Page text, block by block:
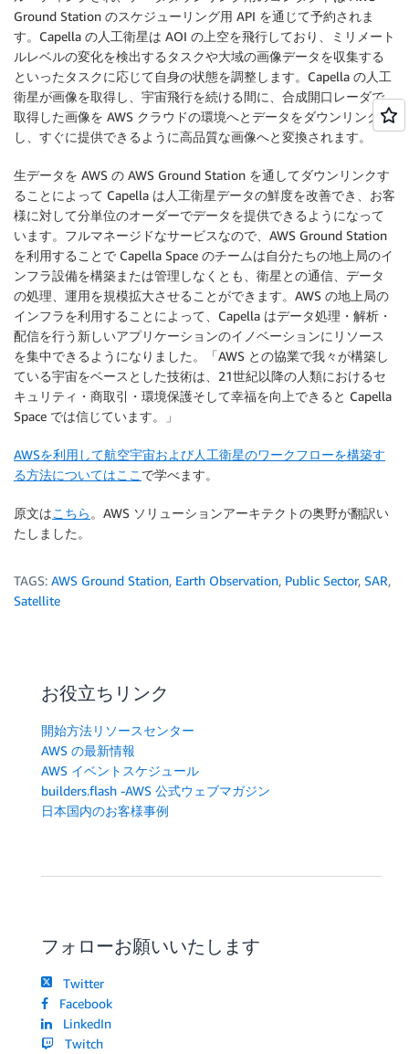
Ground Station のスケジューリング用 API を通じて予約されま
す。Capella の人工衛星は AOI の上空を飛行しており、ミリメート
ルレベルの変化を検出するタスクや大域の画像データを収集する
といったタスクに応じて自身の状態を調整します。Capella の人工
衛星が画像を取得し、宇宙飛行を続ける間に、合成開口レーダで
取得した画像を AWS クラウドの環境へとデータをダウンリンク
し、すぐに提供できるように高品質な画像へと変換されます。
生データを AWS の AWS Ground Station を通してダウンリンクす
ることによって Capella は人工衛星データの鮮度を改善でき、お客
様に対して分単位のオーダーでデータを提供できるようになって
います。フルマネージドなサービスなので、AWS Ground Station
を利用することで Capella Space のチームは自分たちの地上局のイ
ンフラ設備を構築または管理しなくとも、衛星との通信、データ
の処理、運用を規模拡大させることができます。AWS の地上局の
インフラを利用することによって、Capella はデータ処理・解析・
配信を行う新しいアプリケーションのイノベーションにリソース
を集中できるようになりました。「AWS との協業で我々が構築し
ている宇宙をベースとした技術は、21世紀以降の人類におけるセ
キュリティ・商取引・環境保護そして幸福を向上できると Capella
Space では信じています。」
AWSを利用して航空宇宙および人工衛星のワークフローを構築す
る方法についてはここ で学べます。
原文はこちら 。AWS ソリューションアーキテクトの奥野が翻訳い
たしました。
TAGS: AWS Ground Station, Earth Observation, Public Sector, SAR,
Satellite
お役立ちリンク
開始方法リソースセンター
AWS の最新情報
AWS イベントスケジュール
builders.flash -AWS 公式ウェブマガジン
日本国内のお客様事例
フォローお願いいたします
Twitter
Facebook
LinkedIn
Twitch